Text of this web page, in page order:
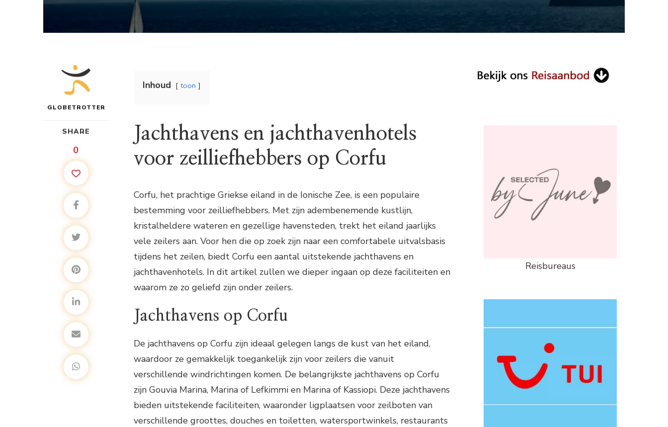
GLOBETROTTER
SHARE
0
Inhoud toon
Jachthavens en jachthavenhotels
voor zeilliefhebbers op Corfu
Corfu, het prachtige Griekse eiland in de Ionische Zee, is een populaire
bestemming voor zeilliefhebbers. Met zijn adembenemende kustlijn,
kristalheldere wateren en gezellige havensteden, trekt het eiland jaarlijks
vele zeilers aan. Voor hen die op zoek zijn naar een comfortabele uitvalsbasis
tijdens het zeilen, biedt Corfu een aantal uitstekende jachthavens en
jachthavenhotels. In dit artikel zullen we dieper ingaan op deze faciliteiten en
waarom ze zo geliefd zijn onder zeilers.
Jachthavens op Corfu
De jachthavens op Corfu zijn ideaal gelegen langs de kust van het eiland,
waardoor ze gemakkelijk toegankelijk zijn voor zeilers die vanuit
verschillende windrichtingen komen. De belangrijkste jachthavens op Corfu
zijn Gouvia Marina, Marina of Lefkimmi en Marina of Kassiopi. Deze jachthavens
bieden uitstekende faciliteiten, waaronder ligplaatsen voor zeilboten van
verschillende groottes, douches en toiletten, watersportwinkels, restaurants
Reisbureaus